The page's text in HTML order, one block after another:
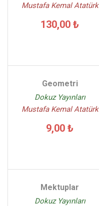
Mustafa Kemal Atatürk
130,00 ₺
Geometri
Dokuz Yayınları
Mustafa Kemal Atatürk
9,00 ₺
Mektuplar
Dokuz Yayınları